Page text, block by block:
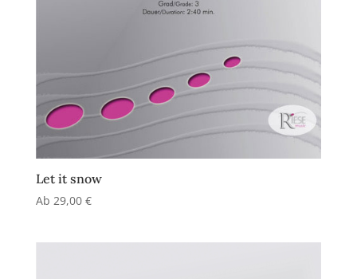
Let it snow
Ab 29,00 €